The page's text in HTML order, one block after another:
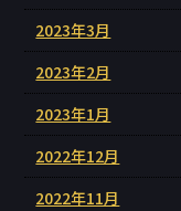
2023年3月
2023年2月
2023年1月
2022年12月
2022年11月